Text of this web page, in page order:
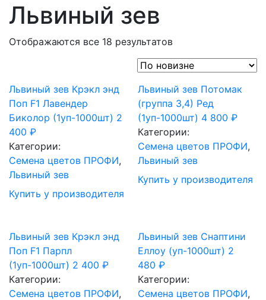
Львиный зев
Отображаются все 18 результатов
Львиный зев Крэкл энд
Поп F1 Лавендер
Биколор (1уп-1000шт) 2
400 ₽
Категории:
Cемена цветов ПРОФИ,
Львиный зев
Купить у производителя
Львиный зев Потомак
(группа 3,4) Ред
(1уп-1000шт) 4 800₽
Категории:
Cемена цветов ПРОФИ,
Львиный зев
Купить у производителя
Львиный зев Крэкл энд
Поп F1 Парпл
(1уп-1000шт) 2 400 ₽
Категории:
Cемена цветов ПРОФИ,
Львиный зев Снаптини
Еллоу (уп-1000шт) 2
480₽
Категории:
Cемена цветов ПРОФИ,